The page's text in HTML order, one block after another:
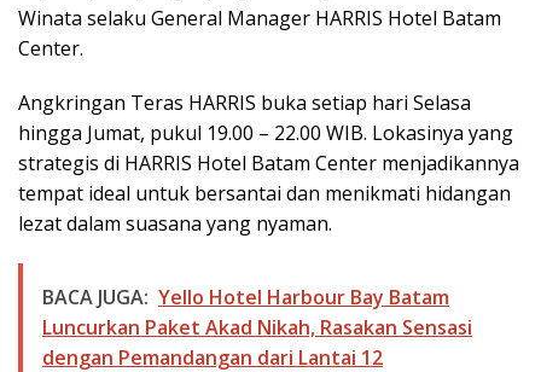
Winata selaku General Manager HARRIS Hotel Batam
Center.
Angkringan Teras HARRIS buka setiap hari Selasa
hingga Jumat, pukul 19.00 – 22.00 WIB. Lokasinya yang
strategis di HARRIS Hotel Batam Center menjadikannya
tempat ideal untuk bersantai dan menikmati hidangan
lezat dalam suasana yang nyaman.
BACA JUGA: Yello Hotel Harbour Bay Batam
Luncurkan Paket Akad Nikah, Rasakan Sensasi
dengan Pemandangan dari Lantai 12